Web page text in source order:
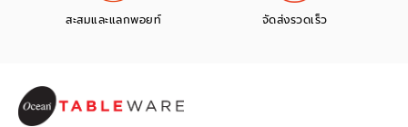
สะสมและแลกพอยท์ จัดส่งรวดเร็ว